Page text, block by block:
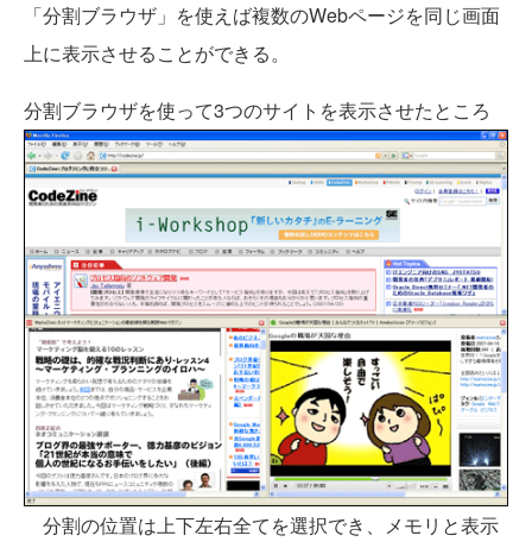
「分割ブラウザ」を使えば複数のWebページを同じ画面
上に表示させることができる。
分割ブラウザを使って3つのサイトを表示させたところ
分割の位置は上下左右全てを選択でき、メモリと表示